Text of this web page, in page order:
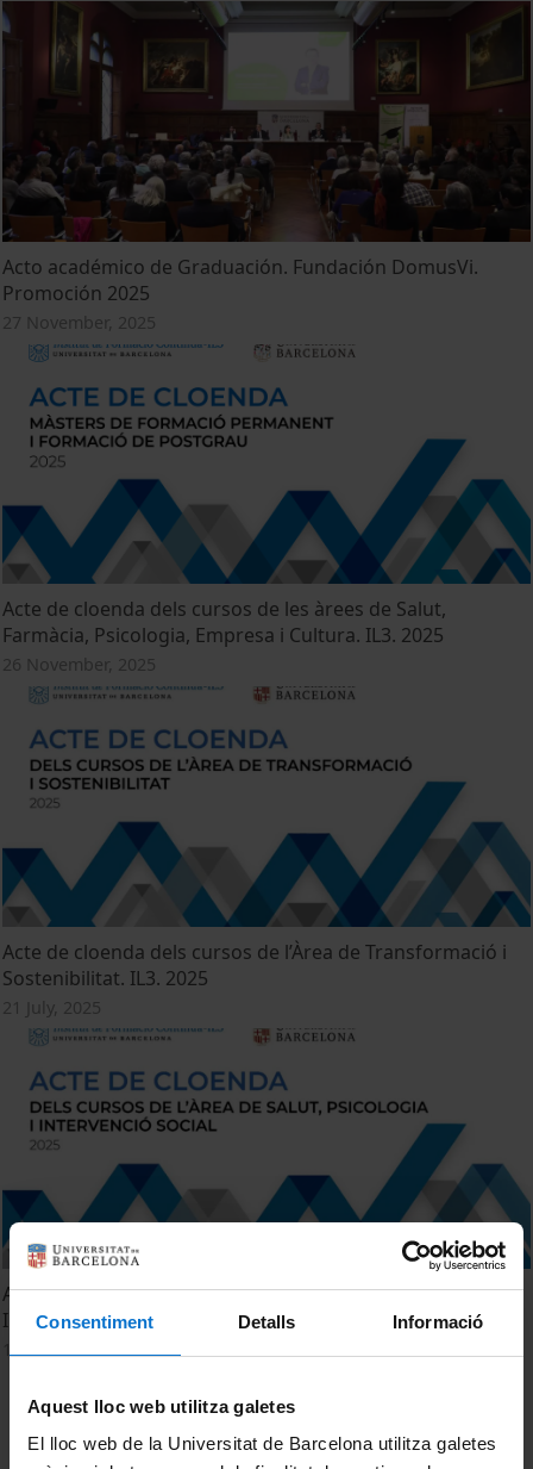
Consentiment Detalls Informació
Aquest lloc web utilitza galetes
El lloc web de la Universitat de Barcelona utilitza galetes
Acto académico de Graduación. Fundación DomusVi.
Promoción 2025
27 November, 2025
Acte de cloenda dels cursos de les àrees de Salut,
Farmàcia, Psicologia, Empresa i Cultura. IL3. 2025
26 November, 2025
Acte de cloenda dels cursos de l’Àrea de Transformació i
Sostenibilitat. IL3. 2025
21 July, 2025
Acte de cloenda dels cursos de l’Àrea de Salut, Psicologia i
Intervenció Social. IL3. 2025
14 July, 2025